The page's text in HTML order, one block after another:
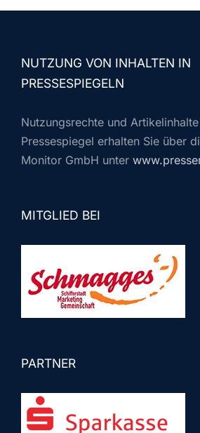
NUTZUNG VON INHALTEN IN
PRESSESPIEGELN
Nutzungsrechte und
Pressespiegel erhalten Sie über
Monitor GmbH unter
MITGLIED BEI
PARTNER